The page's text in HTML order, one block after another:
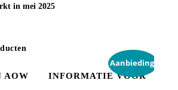
in mei 2025
AOW
Aanbieding!
INFORMATIE VOOR